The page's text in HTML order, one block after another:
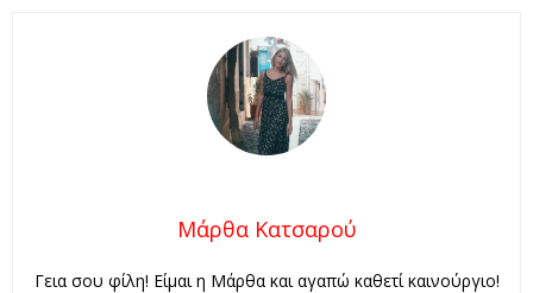
Μάρθα Κατσαρού
Γεια σου φίλη! Είμαι η Μάρθα και αγαπώ καθετί καινούργιο!